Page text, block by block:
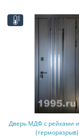
Дверь МДФ с рейками
(терморазрыв)